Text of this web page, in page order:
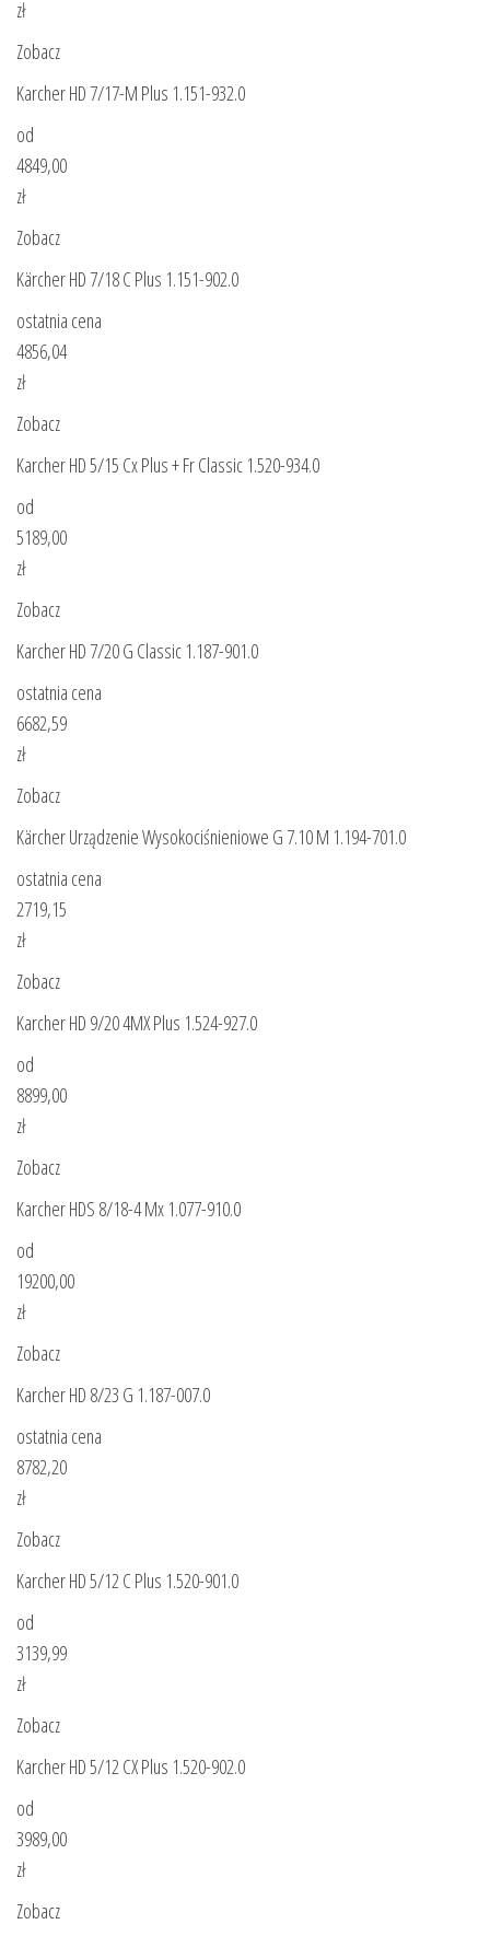
zł
Zobacz
Karcher HD 7/17-M Plus 1.151-932.0
od
4849,00
zł
Zobacz
Kärcher HD 7/18 C Plus 1.151-902.0
ostatnia cena
4856,04
zł
Zobacz
Karcher HD 5/15 Cx Plus + Fr Classic 1.520-934.0
od
5189,00
zł
Zobacz
Karcher HD 7/20 G Classic 1.187-901.0
ostatnia cena
6682,59
zł
Zobacz
Kärcher Urządzenie Wysokociśnieniowe G 7.10 M 1.194-701.0
ostatnia cena
2719,15
zł
Zobacz
Karcher HD 9/20 4MX Plus 1.524-927.0
od
8899,00
zł
Zobacz
Karcher HDS 8/18-4 Mx 1.077-910.0
od
19200,00
zł
Zobacz
Karcher HD 8/23 G 1.187-007.0
ostatnia cena
8782,20
zł
Zobacz
Karcher HD 5/12 C Plus 1.520-901.0
od
3139,99
zł
Zobacz
Karcher HD 5/12 CX Plus 1.520-902.0
od
3989,00
zł
Zobacz